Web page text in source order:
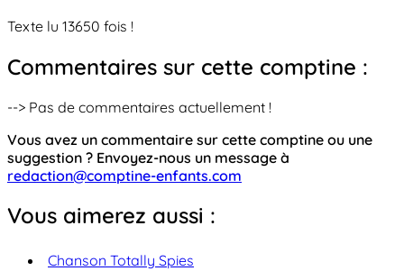
Texte lu 13650 fois !
Commentaires sur cette comptine :
--> Pas de commentaires actuellement !
Vous avez un commentaire sur cette comptine ou une
suggestion ? Envoyez-nous un message à
redaction@comptine-enfants.com
Vous aimerez aussi :
Chanson Totally Spies